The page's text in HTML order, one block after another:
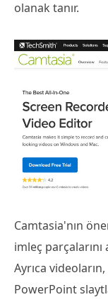
olanak tanır.
Camtasia'nın
imleç parçalarını
Ayrıca
PowerPoint